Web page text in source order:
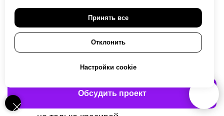
Мы думаем не только о внешнем
виде, но и о том, как твой продукт
будет использоваться.
держать в руках? Не порвется ли
Мы учитываем все эти моменты,
Обсудить проект
Принять все
Отклонить
Настройки cookie